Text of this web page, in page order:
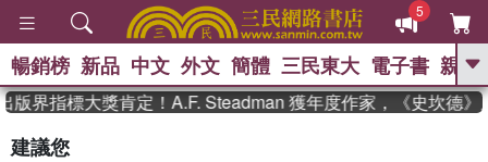
5
GO
暢銷榜 新品 中文 外文 簡體 三民東大 電子書 親子
版界指標大獎肯定！A.F. Steadman 獲年度作家，《史坎德》
建議您